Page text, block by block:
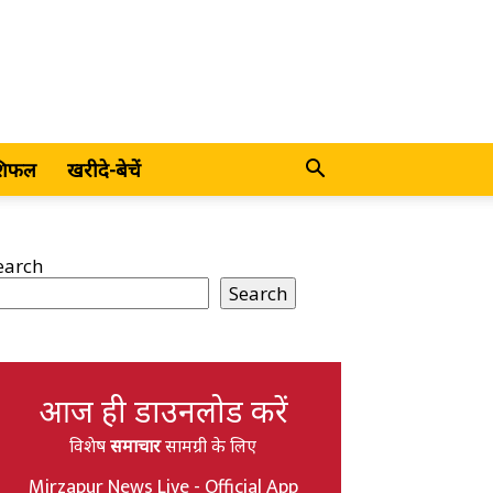
खरीदे-बेचें
Search
आज ही डाउनलोड करें
विशेषसमाचारसामग्री के लिए